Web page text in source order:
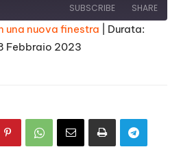
SUBSCRIBE SHARE
una nuova finestra
Durata:
Febbraio 2023